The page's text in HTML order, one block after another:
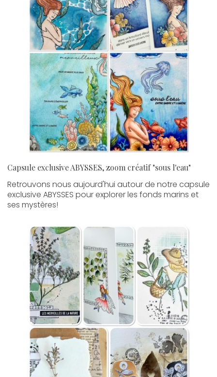
Capsule exclusive ABYSSES, zoom créatif "sous l'eau"
Retrouvons nous aujourd'hui autour de notre capsule
exclusive ABYSSES pour explorer les fonds marins et
ses mystères!